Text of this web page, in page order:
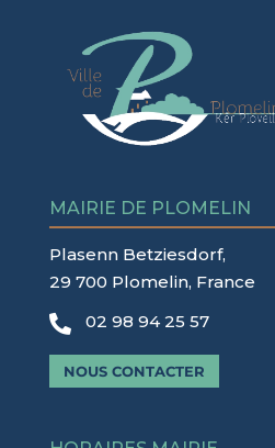
MAIRIE DE PLOMELIN
Plasenn Betziesdorf,
29 700 Plomelin, France
 02 98 94 25 57
NOUS CONTACTER